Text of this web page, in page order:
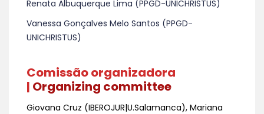
Renata Albuquerque Lima (PPGD-UNICHRISTUS)
Vanessa Gonçalves Melo Santos (PPGD-
UNICHRISTUS)
Comissão organizadora
| Organizing committee
Giovana Cruz (IBEROJUR|U.Salamanca), Mariana